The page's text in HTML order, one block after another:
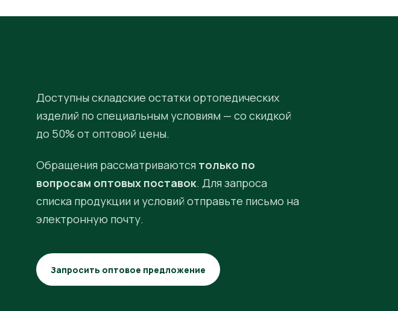
Доступны складские остатки ортопедических
изделий по специальным условиям — со скидкой
до 50% от оптовой цены.
Обращения рассматриваются только по
вопросам оптовых поставок. Для запроса
списка продукции и условий отправьте письмо на
электронную почту.
Запросить оптовое предложение